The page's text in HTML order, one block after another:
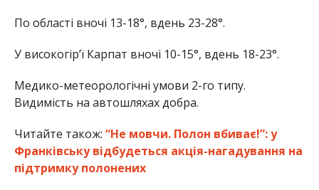
По області вночі 13-18°, вдень 23-28°.
У високогір’ї Карпат вночі 10-15°, вдень 18-23°.
Медико-метеорологічні умови 2-го типу.
Видимість на автошляхах добра.
Читайте також: “Не мовчи. Полон вбиває!”: у
Франківську відбудеться акція-нагадування на
підтримку полонених